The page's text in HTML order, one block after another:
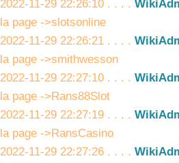
2022-11-29 22:26:10 . . . .
la page ->slotsonline
2022-11-29 22:26:21 . . . .
la page ->smithwesson
2022-11-29 22:27:10 . . . .
la page ->Rans88Slot
2022-11-29 22:27:19 . . . .
la page ->RansCasino
2022-11-29 22:27:26 . . . .